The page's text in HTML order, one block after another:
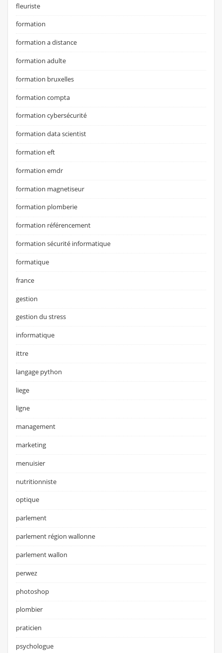
fleuriste
formation
formation a distance
formation adulte
formation bruxelles
formation compta
formation cybersécurité
formation data scientist
formation eft
formation emdr
formation magnetiseur
formation plomberie
formation référencement
formation sécurité informatique
formatique
france
gestion
gestion du stress
informatique
ittre
langage python
liege
ligne
management
marketing
menuisier
nutritionniste
optique
parlement
parlement région wallonne
parlement wallon
perwez
photoshop
plombier
praticien
psychologue